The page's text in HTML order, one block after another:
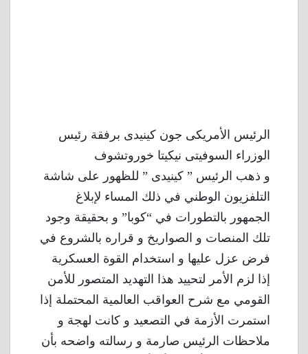
الرئيس الأمريكى جون كينيدى برفقة رئيس
الوزراء السوفيتى نيكيتا خوروتشوف
و ذهب الرئيس ” كينيدى ” للظهور على شاشة
التلفزيون الوطني في ذلك المساء لإبلاغ
الجمهور بالتطورات في “كوبا” و بحقيقة وجود
تلك المنصات و الصواريخ و قراره بالشروع في
فرض عزل عليها و استخدام القوة العسكرية
إذا لزم الأمر لتحييد هذا التهديد المتصور للأمن
القومي مع شرح العواقب العالمية المحتملة إذا
استمرت الأزمة في التصعيد و كانت لهجة و
ملاحظات الرئيس صارمة و رسالته واضحه بأن